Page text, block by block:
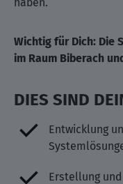
Wichtig für Dich: Die
im Raum Biberach
DIES SIND
Entwicklung
Erstellung